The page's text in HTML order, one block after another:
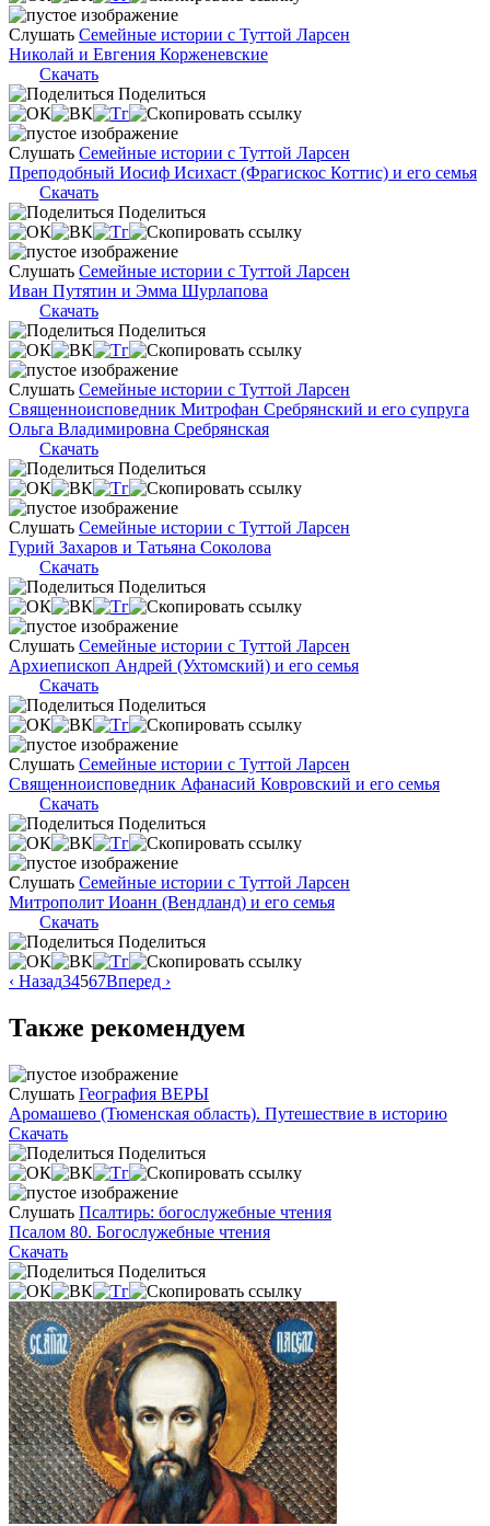
Слушать Семейные истории с Туттой Ларсен
Николай и Евгения Корженевские
Скачать
Поделиться
Слушать Семейные истории с Туттой Ларсен
Преподобный Иосиф Исихаст (Фрагискос Коттис) и его семья
Скачать
Поделиться
Слушать Семейные истории с Туттой Ларсен
Иван Путятин и Эмма Шурлапова
Скачать
Поделиться
Слушать Семейные истории с Туттой Ларсен
Священноисповедник Митрофан Сребрянский и его супруга
Ольга Владимировна Сребрянская
Скачать
Поделиться
Слушать Семейные истории с Туттой Ларсен
Гурий Захаров и Татьяна Соколова
Скачать
Поделиться
Слушать Семейные истории с Туттой Ларсен
Архиепископ Андрей (Ухтомский) и его семья
Скачать
Поделиться
Слушать Семейные истории с Туттой Ларсен
Священноисповедник Афанасий Ковровский и его семья
Скачать
Поделиться
Слушать Семейные истории с Туттой Ларсен
Митрополит Иоанн (Вендланд) и его семья
Скачать
Поделиться
‹ Назад34567Вперед ›
Также рекомендуем
Слушать География ВЕРЫ
Аромашево (Тюменская область). Путешествие в историю
Скачать
Поделиться
Слушать Псалтирь: богослужебные чтения
Псалом 80. Богослужебные чтения
Скачать
Поделиться